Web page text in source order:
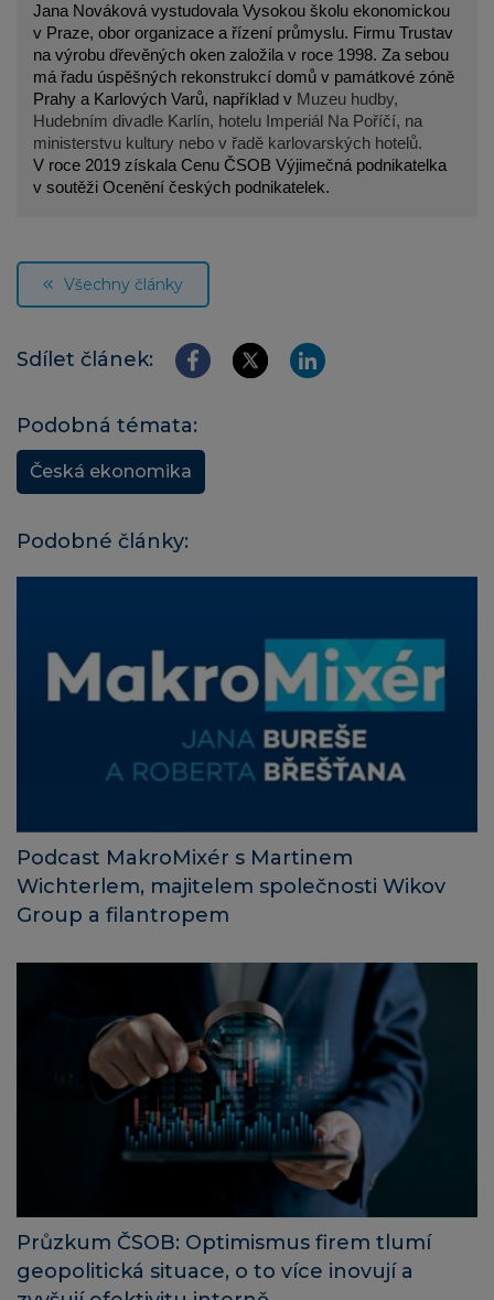
Jana Nováková vystudovala Vysokou školu ekonomickou
v Praze, obor organizace a řízení průmyslu. Firmu Trustav
na výrobu dřevěných oken založila v roce 1998. Za sebou
má řadu úspěšných rekonstrukcí domů v památkové zóně
Prahy a Karlových Varů, například v Muzeu hudby,
Hudebním divadle Karlín, hotelu Imperiál Na Poříčí, na
ministerstvu kultury nebo v řadě karlovarských hotelů.
V roce 2019 získala Cenu ČSOB Výjimečná podnikatelka
v soutěži Ocenění českých podnikatelek.
Všechny články
Sdílet článek:
Podobná témata:
Česká ekonomika
Podobné články:
Podcast MakroMixér s Martinem
Wichterlem, majitelem společnosti Wikov
Group a filantropem
Průzkum ČSOB: Optimismus firem tlumí
geopolitická situace, o to více inovují a